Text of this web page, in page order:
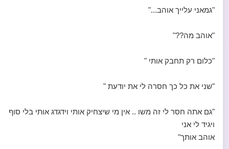
"גמאני עלייך אוהב..."
"אוהב מה??"
"כלום רק תחבק אותי "
"שני את כל כך חסרה לי את יודעת "
"גם אתה חסר לי זה משו .. אין מי שיצחיק אותי וידגדג אותי בלי סוף
ויגיד לי אני
אוהב אותך"